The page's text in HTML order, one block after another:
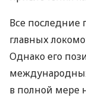
Все последние
главных
Однако его
в полной мере